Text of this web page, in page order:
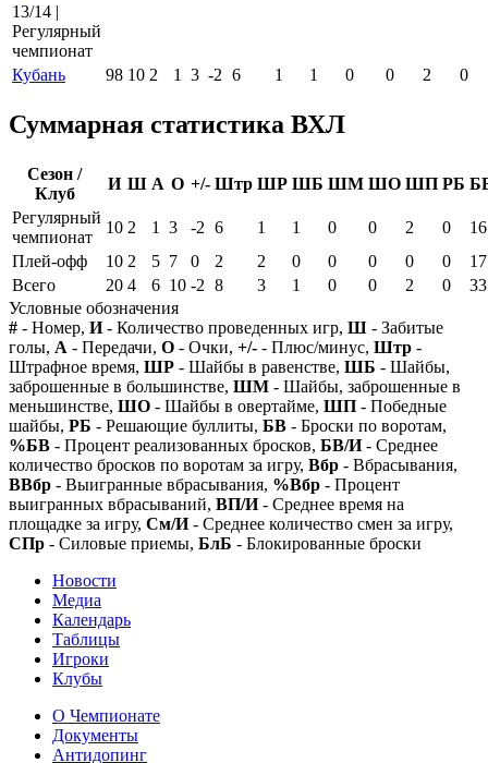
13/14 |
Регулярный
чемпионат
Кубань
98 10 2 1 3 -2 6 1 1 0 0 2 0
Суммарная статистика ВХЛ
Сезон /
Клуб
И Ш А О +/- Штр ШР ШБ ШМ ШО ШП РБ
Регулярный
чемпионат
10 2 1 3 -2 6 1 1 0 0 2 0
16
Плей-офф
10 2 5 7 0 2 2 0 0 0 0 0
17
Всего
20 4 6 10 -2 8 3 1 0 0 2 0
33
Условные обозначения
# - Номер, И- Количество проведенных игр, Ш - Забитые
голы, А - Передачи, О - Очки, +/- - Плюс/минус, Штр -
Штрафное время, ШР - Шайбы в равенстве, ШБ - Шайбы,
заброшенные в большинстве, ШМ - Шайбы, заброшенные в
меньшинстве, ШО - Шайбы в овертайме, ШП - Победные
шайбы, РБ - Решающие буллиты, БВ - Броски по воротам,
%БВ - Процент реализованных бросков, БВ/И- Среднее
количество бросков по воротам за игру, Вбр - Вбрасывания,
ВВбр - Выигранные вбрасывания, %Вбр - Процент
выигранных вбрасываний, ВП/И- Среднее время на
площадке за игру, См/И- Среднее количество смен за игру,
СПр - Силовые приемы, БлБ - Блокированные броски
Новости
Медиа
Календарь
Таблицы
Игроки
Клубы
О Чемпионате
Документы
Антидопинг